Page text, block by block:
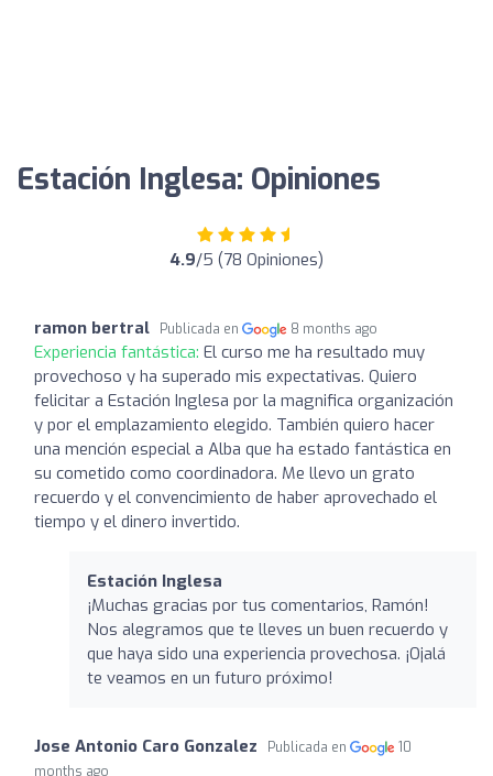
Estación Inglesa: Opiniones
4.9/5 (78 Opiniones)
ramon bertral Publicada en 8 months ago
Experiencia fantástica: El curso me ha resultado muy
provechoso y ha superado mis expectativas. Quiero
felicitar a Estación Inglesa por la magnifica organización
y por el emplazamiento elegido. También quiero hacer
una mención especial a Alba que ha estado fantástica en
su cometido como coordinadora. Me llevo un grato
recuerdo y el convencimiento de haber aprovechado el
tiempo y el dinero invertido.
Estación Inglesa
¡Muchas gracias por tus comentarios, Ramón!
Nos alegramos que te lleves un buen recuerdo y
que haya sido una experiencia provechosa. ¡Ojalá
te veamos en un futuro próximo!
Jose Antonio Caro Gonzalez Publicada en
10
months ago